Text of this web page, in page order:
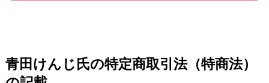
青田けんじ氏の特定商取引法（特商法）